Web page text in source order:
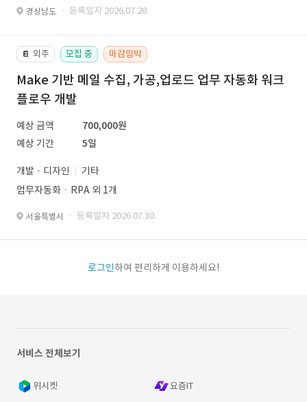
경상남도 · 등록일자 2026.07.28.
📔 외주 모집 중 마감임박
Make 기반 메일 수집, 가공,업로드 업무 자동화 워크
플로우 개발
예상 금액
700,000원
예상 기간
5일
개발 · 디자인
기타
업무자동화ㆍRPA 외 1개
서울특별시 · 등록일자 2026.07.30.
로그인하여 편리하게 이용하세요!
서비스 전체보기
위시켓 요즘IT